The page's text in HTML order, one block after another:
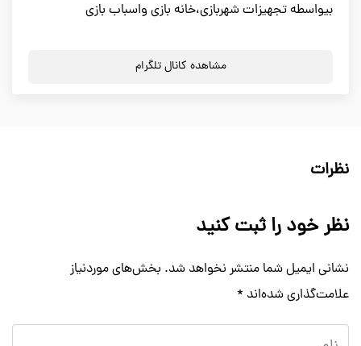
بیواسطه تجهیزات شهربازی،خانه بازی واسباب بازی
مشاهده کانال تلگرام
نظرات
نظر خود را ثبت کنید
نشانی ایمیل شما منتشر نخواهد شد. بخش‌های موردنیاز
علامت‌گذاری شده‌اند *